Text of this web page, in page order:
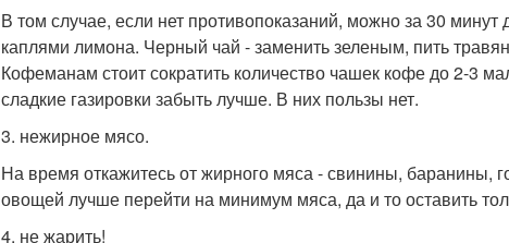
В том случае, если нет противопоказаний, можно за 30
каплями лимона. Черный чай - заменить зеленым, пить
Кофеманам стоит сократить количество чашек кофе до 2-3
сладкие газировки забыть лучше. В них пользы нет.
3. нежирное мясо.
На время откажитесь от жирного мяса - свинины,
овощей лучше перейти на минимум мяса, да и то оставить
4. не жарить!